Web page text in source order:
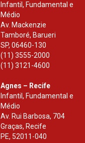
Infantil, Fundamental e
Médio
Av. Mackenzie
Tamboré, Barueri
SP,06460-130
(11) 3555-2000
(11) 3121-4600
Agnes – Recife
Infantil, Fundamental e
Médio
Av. Rui Barbosa, 704
Graças, Recife
PE, 52011-040